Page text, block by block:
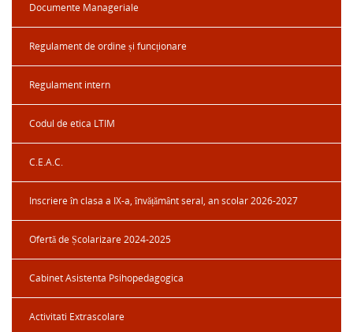
Documente Manageriale
Regulament de ordine și funcționare
Regulament intern
Codul de etica LTIM
C.E.A.C.
Inscriere în clasa a IX-a, învățământ seral, an scolar 2026-2027
Ofertă de Școlarizare 2024-2025
Cabinet Asistenta Psihopedagogica
Activitati Extrascolare